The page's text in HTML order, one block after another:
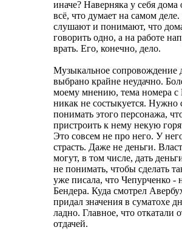
иначе? Наверняка у себя дома
всё, что думает на самом
слушают и понимают, что
говорить одно, а на работе
врать. Его, конечно, дело.
Музыкальное сопровождение
выбрано крайне неудачно.
моему мнению, тема номера с
никак не состыкуется. Нужно
понимать этого персонажа,
пристроить к нему некую
Это совсем не про него. У
страсть. Даже не деньги.
могут, в том числе, дать
не понимать, чтобы сделать
уже писала, что Чепурченко -
Бендера. Куда смотрел
придал значения в суматохе
ладно. Главное, что откатали
отдачей.